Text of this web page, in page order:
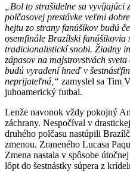
„Bol to strašidelne sa
polčasovej prestávke veľmi
hejtu zo strany fanúšikov budú
osemfinále Brazílski fanúšikovia
tradicionalistickí snobi. Žiadny
zápasov na majstrovstvách
budú vyradení hneď v
neprijateľná,“ zamyslel sa Tim
juhoamerický futbal.
Lenže navonok vždy pokojný
záchrany. Nespočíval v
druhého polčasu nastúpili
zmenou. Zraneného Lucasa
Zmena nastala v spôsobe
lôpt do šestnástky súpera z